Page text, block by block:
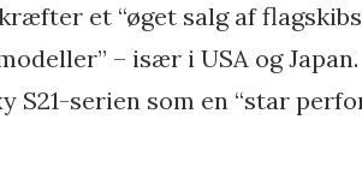
et “øget salg af
– især i USA og Japan.
serien som en “star